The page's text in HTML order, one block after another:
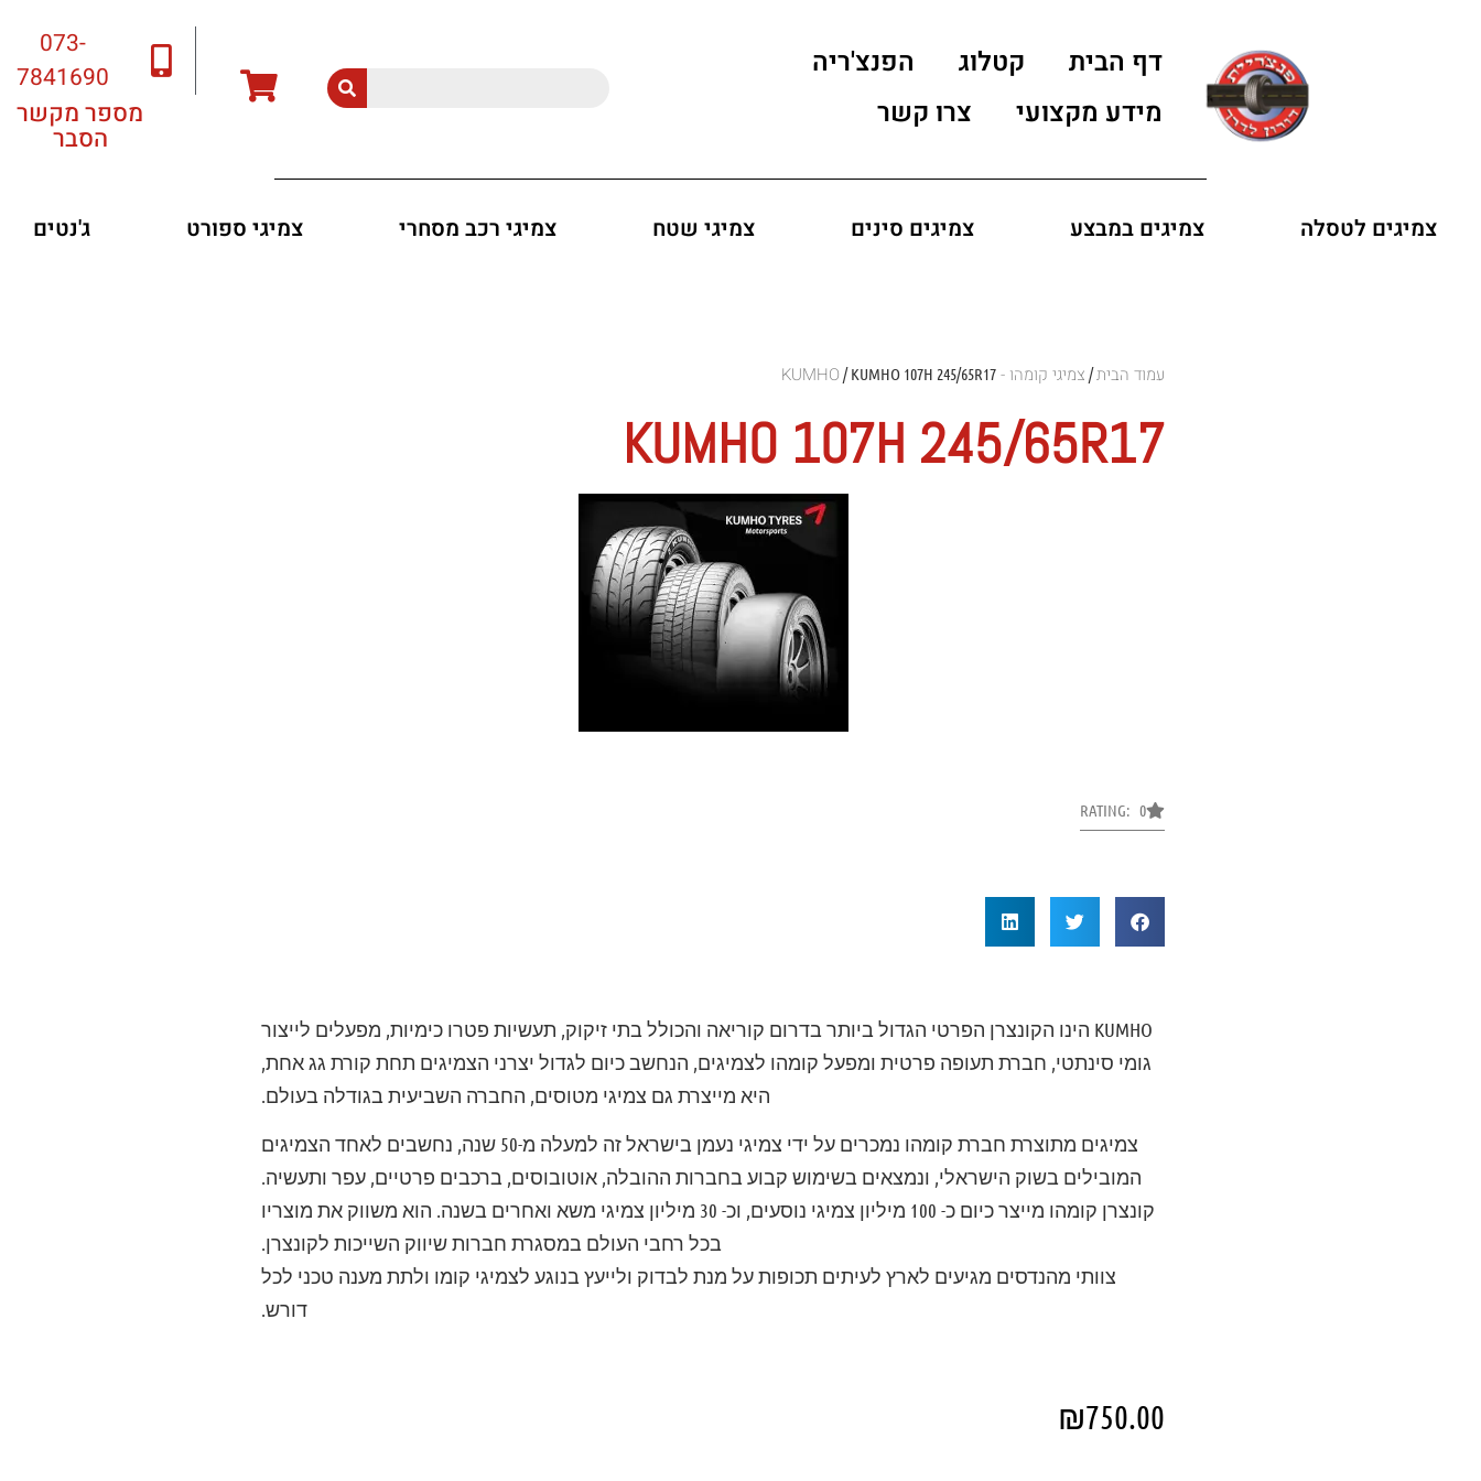
דף הבית קטלוג
הפנצ'ריה
מידע מקצועי
צרו קשר
073-
7841690
מספר מקשר
הסבר
צמיגים לטסלה צמיגים במבצע צמיגים סינים צמיגי שטח צמיגי רכב מסחרי צמיגי ספורט ג'נטים
עמוד הבית/ צמיגי קומהו - KUMHO / KUMHO 107H 245/65R17
KUMHO 107H 245/65R17
RATING: 0
KUMHO הינו הקונצרן הפרטי הגדול ביותר בדרום קוריאה והכולל בתי זיקוק, תעשיות פטרו כימיות, מפעלים לייצור
גומי סינתטי, חברת תעופה פרטית ומפעל קומהו לצמיגים, הנחשב כיום לגדול יצרני הצמיגים תחת קורת גג אחת,
היא מייצרת גם צמיגי מטוסים, החברה השביעית בגודלה בעולם.
צמיגים מתוצרת חברת קומהו נמכרים על ידי צמיגי נעמן
בישראל זה למעלה מ-50 שנה, נחשבים לאחד הצמיגים
המובילים בשוק הישראלי, ונמצאים בשימוש קבוע בחברות ההובלה, אוטובוסים, ברכבים פרטיים, עפר ותעשיה.
קונצרן קומהו מייצר כיום כ- 100 מיליון צמיגי נוסעים, וכ- 30 מיליון צמיגי משא ואחרים בשנה. הוא משווק את מוצריו
בכל רחבי העולם במסגרת חברות שיווק השייכות לקונצרן.
צוותי מהנדסים מגיעים לארץ לעיתים תכופות על מנת לבדוק ולייעץ בנוגע לצמיגי קומו ולתת מענה טכני לכל
דורש.
₪750.00